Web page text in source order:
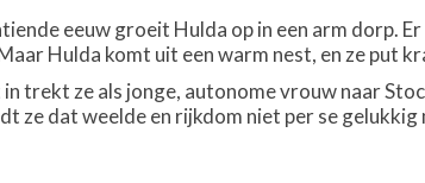
eeuw groeit Hulda op in een arm dorp.
Hulda komt uit een warm nest, en ze put
trekt ze als jonge, autonome vrouw naar
ze dat weelde en rijkdom niet per se